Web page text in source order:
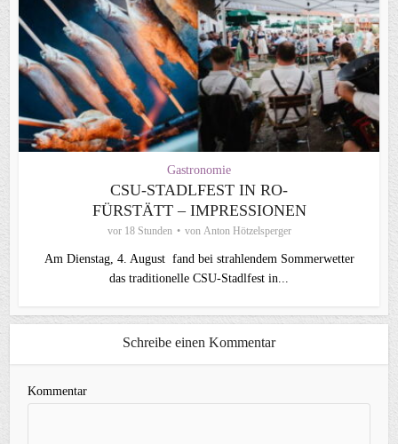
Gastronomie
CSU-STADLFEST IN RO-
FÜRSTÄTT – IMPRESSIONEN
vor 18 Stunden von Anton Hötzelsperger
Am Dienstag, 4. August fand bei strahlendem Sommerwetter
das traditionelle CSU-Stadlfest in...
Schreibe einen Kommentar
Kommentar